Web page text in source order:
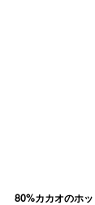
80%カカオのホ